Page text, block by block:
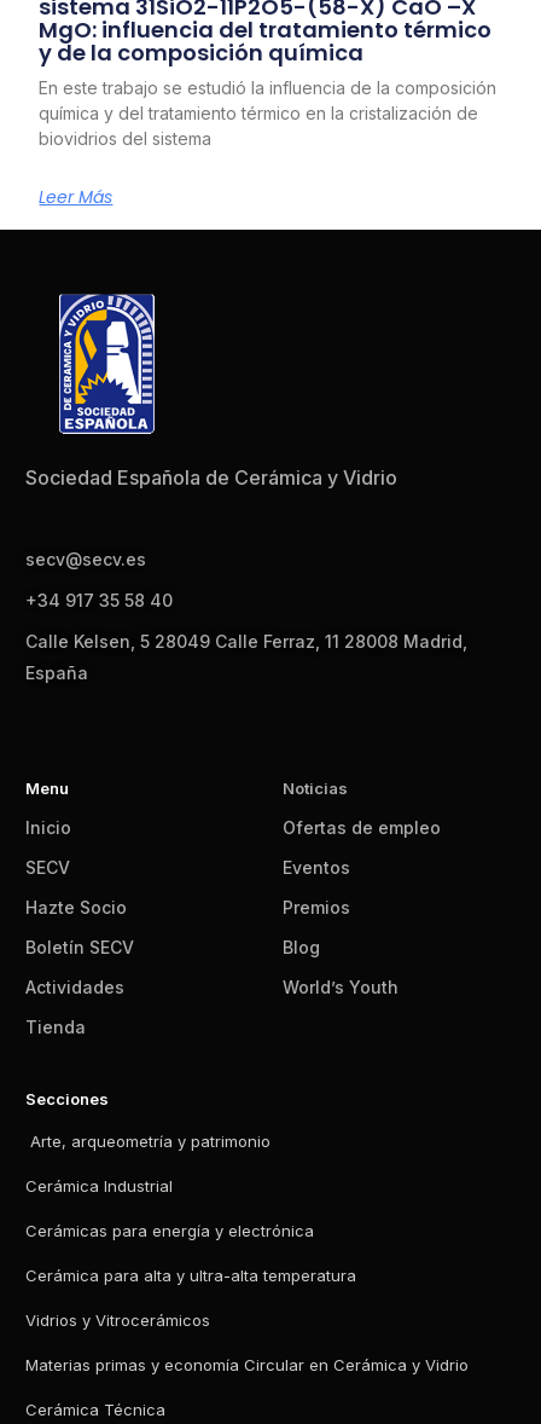
sistema 31SiO2-11P2O5-(58-X) CaO –X
MgO: influencia del tratamiento térmico
y de la composición química
En este trabajo se estudió la influencia de la composición
química y del tratamiento térmico en la cristalización de
biovidrios del sistema
Leer Más
Sociedad Española de Cerámica y Vidrio
secv@secv.es
+34 917 35 58 40
Calle Kelsen, 5 28049 Calle Ferraz, 11 28008 Madrid,
España
Menu
Inicio
SECV
Hazte Socio
Boletín SECV
Actividades
Tienda
Noticias
Ofertas de empleo
Eventos
Premios
Blog
World’s Youth
Secciones
Arte, arqueometría y patrimonio
Cerámica Industrial
Cerámicas para energía y electrónica
Cerámica para alta y ultra-alta temperatura
Vidrios y Vitrocerámicos
Materias primas y economía Circular en Cerámica y Vidrio
Cerámica Técnica